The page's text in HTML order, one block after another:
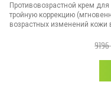
Противовозрастной крем
тройную коррекцию
возрастных изменений кожи
9196